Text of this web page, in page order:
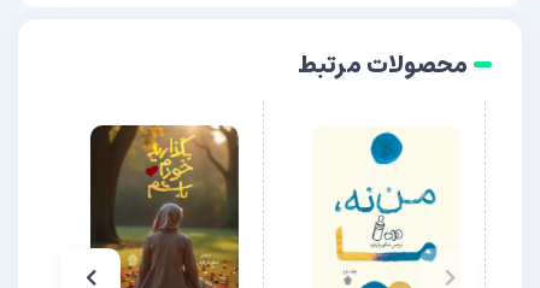
محصولات مرتبط